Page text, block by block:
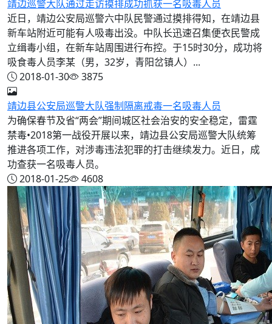
靖边巡警大队通过走访摸排成功抓获一名吸毒人员
近日，靖边公安局巡警六中队民警通过摸排得知，在靖边县
新车站附近可能有人吸毒出没。中队长迅速召集便衣民警成
立缉毒小组，在新车站周围进行布控。于15时30分，成功将
吸食毒人员李某（男，32岁，青阳岔镇人）...
2018-01-30
3875
靖边县公安局巡警大队强制隔离戒毒一名吸毒人员
为确保春节及省“两会”期间城区社会治安的安全稳定，雷霆
禁毒•2018第一战役开展以来，靖边县公安局巡警大队统筹
推进各项工作，对涉毒违法犯罪的打击继续发力。近日，成
功查获一名吸毒人员。
2018-01-25
4608